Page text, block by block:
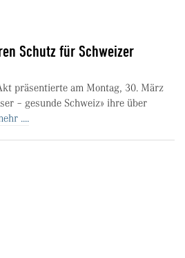
Schutz für Schweizer
präsentierte am Montag, 30. März
– gesunde Schweiz» ihre über
....